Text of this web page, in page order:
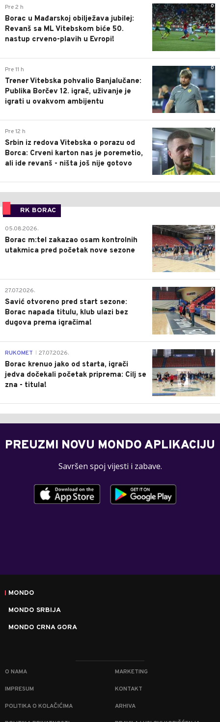
0
Pre 2 h
Borac u Mađarskoj obilježava jubilej:
Revanš sa ML Vitebskom biće 50.
nastup crveno-plavih u Evropi!
0
Pre 11 h
Trener Vitebska pohvalio Banjalučane:
Publika Borčev 12. igrač, uživanje je
igrati u ovakvom ambijentu
0
Pre 12 h
Srbin iz redova Vitebska o porazu od
Borca: Crveni karton nas je poremetio,
ali ide revanš - ništa još nije gotovo
RK BORAC
0
05.08.2026.
Borac m:tel zakazao osam kontrolnih
utakmica pred početak nove sezone
0
27.07.2026.
Savić otvoreno pred start sezone:
Borac napada titulu, klub ulazi bez
dugova prema igračima!
0
RUKOMET 27.07.2026.
Borac krenuo jako od starta, igrači
jedva dočekali početak priprema: Cilj se
zna - titula!
PREUZMI NOVU MONDO APLIKACIJU
Savršen spoj vijesti i zabave.
MONDO
MONDO SRBIJA
MONDO CRNA GORA
O NAMA MARKETING
IMPRESUM KONTAKT
POLITIKA O KOLAČIĆIMA ARHIVA